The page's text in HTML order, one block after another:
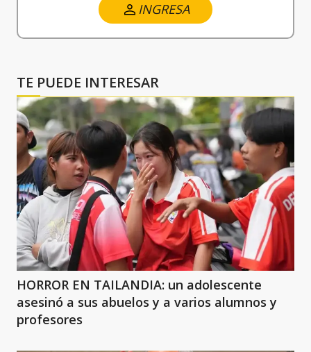
INGRESA
TE PUEDE INTERESAR
HORROR EN TAILANDIA: un adolescente
asesinó a sus abuelos y a varios alumnos y
profesores